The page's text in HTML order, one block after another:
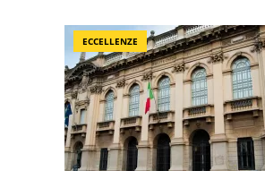
ECCELLENZE